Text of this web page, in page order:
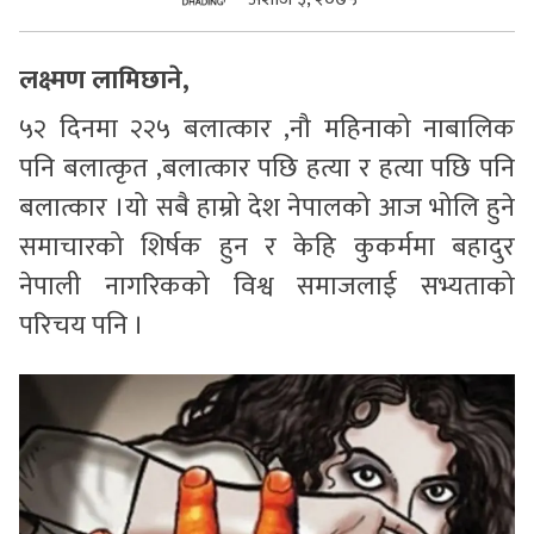
सुचनाहरु
स्वास्थ्य
भिडियो
लक्ष्मण लामिछाने,
५२ दिनमा २२५ बलात्कार ,नौ महिनाको नाबालिक
पनि बलात्कृत ,बलात्कार पछि हत्या र हत्या पछि पनि
बलात्कार ।यो सबै हाम्रो देश नेपालको आज भोलि हुने
समाचारको शिर्षक हुन र केहि कुकर्ममा बहादुर
नेपाली नागरिकको विश्व समाजलाई सभ्यताको
परिचय पनि ।